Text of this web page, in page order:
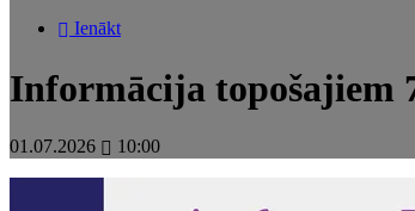
Ienākt
Informācija topošajiem
01.07.2026 10:00